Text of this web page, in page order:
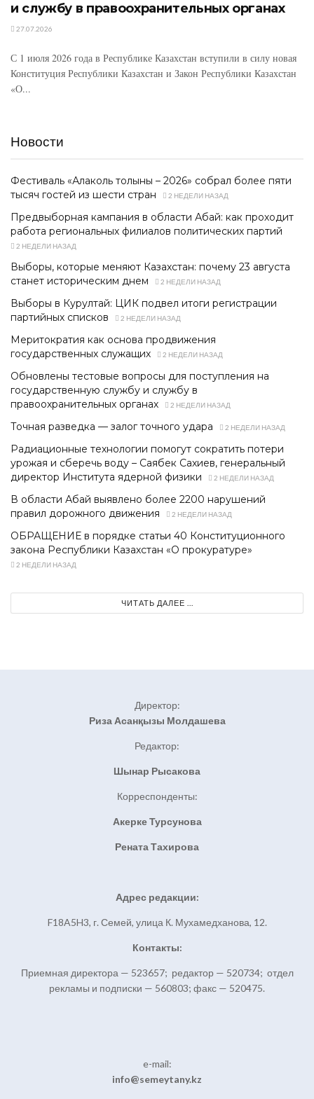
и службу в правоохранительных органах
27.07.2026
С 1 июля 2026 года в Республике Казахстан вступили в силу новая
Конституция Республики Казахстан и Закон Республики Казахстан
«О...
Новости
Фестиваль «Алаколь толқыны – 2026» собрал более пяти
тысяч гостей из шести стран
2 НЕДЕЛИ НАЗАД
Предвыборная кампания в области Абай: как проходит
работа региональных филиалов политических партий
2 НЕДЕЛИ НАЗАД
Выборы, которые меняют Казахстан: почему 23 августа
станет историческим днем
2 НЕДЕЛИ НАЗАД
Выборы в Курултай: ЦИК подвел итоги регистрации
партийных списков
2 НЕДЕЛИ НАЗАД
Меритократия как основа продвижения
государственных служащих
2 НЕДЕЛИ НАЗАД
Обновлены тестовые вопросы для поступления на
государственную службу и службу в
правоохранительных органах
2 НЕДЕЛИ НАЗАД
Точная разведка — залог точного удара 2 НЕДЕЛИ НАЗАД
Радиационные технологии помогут сократить потери
урожая и сберечь воду – Саябек Сахиев, генеральный
директор Института ядерной физики
2 НЕДЕЛИ НАЗАД
В области Абай выявлено более 2200 нарушений
правил дорожного движения
2 НЕДЕЛИ НАЗАД
ОБРАЩЕНИЕ в порядке статьи 40 Конституционного
закона Республики Казахстан «О прокуратуре»
2 НЕДЕЛИ НАЗАД
ЧИТАТЬ ДАЛЕЕ ...
Директор:
Риза Асанқызы Молдашева
Редактор:
Шынар Рысакова
Корреспонденты:
Акерке Турсунова
Рената Тахирова
Адрес редакции:
F18A5H3, г. Семей, улица К. Мухамедханова, 12.
Контакты:
Приемная директора — 523657; редактор — 520734; отдел
рекламы и подписки — 560803; факс — 520475.
e-mail:
info@semeytany.kz